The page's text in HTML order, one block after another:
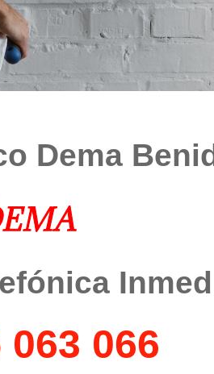
Dema
063 066